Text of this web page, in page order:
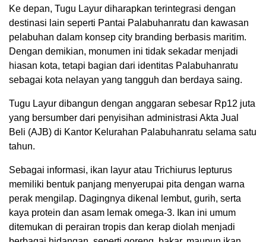
Ke depan, Tugu Layur diharapkan terintegrasi dengan
destinasi lain seperti Pantai Palabuhanratu dan kawasan
pelabuhan dalam konsep city branding berbasis maritim.
Dengan demikian, monumen ini tidak sekadar menjadi
hiasan kota, tetapi bagian dari identitas Palabuhanratu
sebagai kota nelayan yang tangguh dan berdaya saing.
Tugu Layur dibangun dengan anggaran sebesar Rp12 juta
yang bersumber dari penyisihan administrasi Akta Jual
Beli (AJB) di Kantor Kelurahan Palabuhanratu selama satu
tahun.
Sebagai informasi, ikan layur atau Trichiurus lepturus
memiliki bentuk panjang menyerupai pita dengan warna
perak mengilap. Dagingnya dikenal lembut, gurih, serta
kaya protein dan asam lemak omega-3. Ikan ini umum
ditemukan di perairan tropis dan kerap diolah menjadi